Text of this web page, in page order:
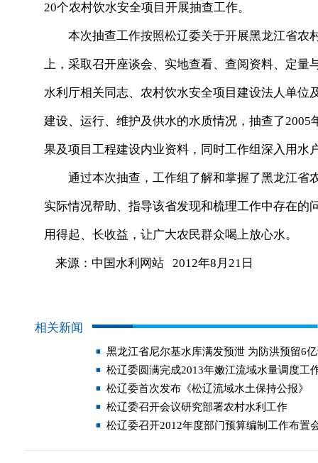
20个农村饮水安全项目开展抽查工作。
本次抽查工作按照松辽委关于开展黑龙江省农
上，采取召开座谈会、实地查看、查阅资料、定
水利厅相关同志、农村饮水安全项目建设法人单
建设、运行、维护及供水的水质情况，抽查了
果及项目工程建设内业资料，同时工作组深入用水
通过本次抽查，工作组了解和掌握了黑龙江省
实际情况帮助、指导该省发现和梳理工作中存在
用得起、长收益，让广大农民群众喝上放心水。
来源：中国水利网站 2012年8月21日
相关新闻
黑龙江省尼尔基水库满发预泄 为防洪预留6
松辽委圆满完成2013年嫩江流域水量调度工
松辽委首次发布《松辽流域水土保持公报》
松辽委召开会议研究部署农村水利工作
松辽委召开2012年度部门预算编制工作布置